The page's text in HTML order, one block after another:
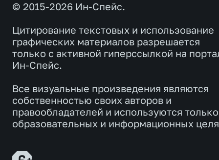
© 2015-2026 Ин-Спейс.
Цитирование текстовых и использование
графических материалов разрешается
только с активной гиперссылкой на
Ин-Спейс.
Все визуальные произведения являются
собственностью своих авторов и
правообладателей и используются
образовательных и информационных